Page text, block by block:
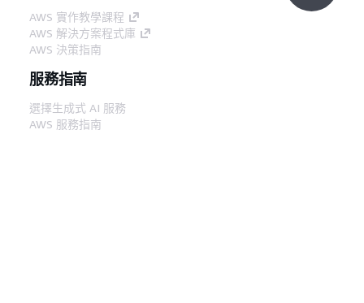
AWS 實作教學課程
AWS 解決方案程式庫
AWS 決策指南
服務指南
選擇生成式 AI 服務
AWS 服務指南